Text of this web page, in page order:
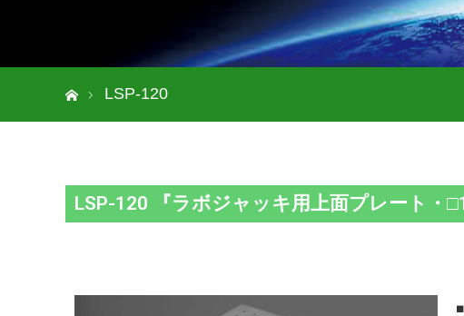
LSP-120
LSP-120 『ラボジャッキ用上面プレート・